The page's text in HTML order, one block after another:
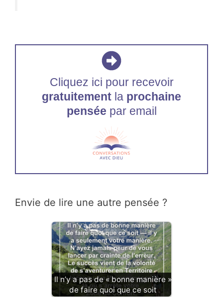
Cliquez ici pour recevoir
gratuitement la prochaine
pensée par email
Envie de lire une autre pensée ?
Il n’y a pas de « bonne manière »
de faire quoi que ce soit